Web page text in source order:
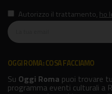
Autorizzo il trattamento, ho
OGGI ROMA: COSA FACCIAMO
Su Oggi Roma puoi trovare
programma eventi culturali a